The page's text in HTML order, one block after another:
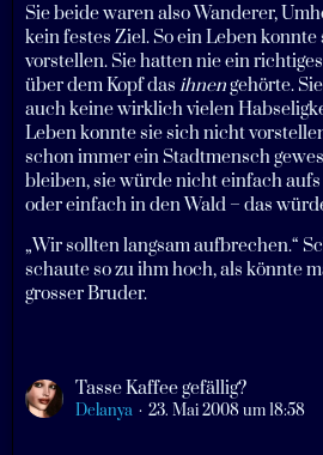
Sie beide waren also Wanderer,
kein festes Ziel. So ein Leben
vorstellen. Sie hatten nie ein
über dem Kopf das ihnengehörte.
auch keine wirklich vielen
Leben konnte sie sich nicht
schon immer ein Stadtmensch
bleiben, sie würde nicht einfach
oder einfach in den Wald – das
„Wir sollten langsam aufbrechen.“
schaute so zu ihm hoch, als könnte
grosser Bruder.
Tasse Kaffee gefällig?
Delanya 23. Mai 2008 um 18:58